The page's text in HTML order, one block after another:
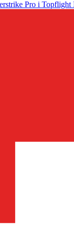
Pro i Topflight